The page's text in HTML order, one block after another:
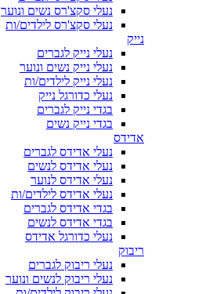
נעלי סקצ'רס נשים ונוער
נעלי סקצ'רס לילדים/ות
נייק
נעלי נייק לגברים
נעלי נייק נשים ונוער
נעלי נייק לילדים/ות
נעלי כדורגל נייק
בגדי נייק לגברים
בגדי נייק נשים
אדידס
נעלי אדידס לגברים
נעלי אדידס לנשים
נעלי אדידס לנוער
נעלי אדידס לילדים/ות
בגדי אדידס לגברים
בגדי אדידס לנשים
נעלי כדורגל אדידס
ריבוק
נעלי ריבוק לגברים
נעלי ריבוק לנשים ונוער